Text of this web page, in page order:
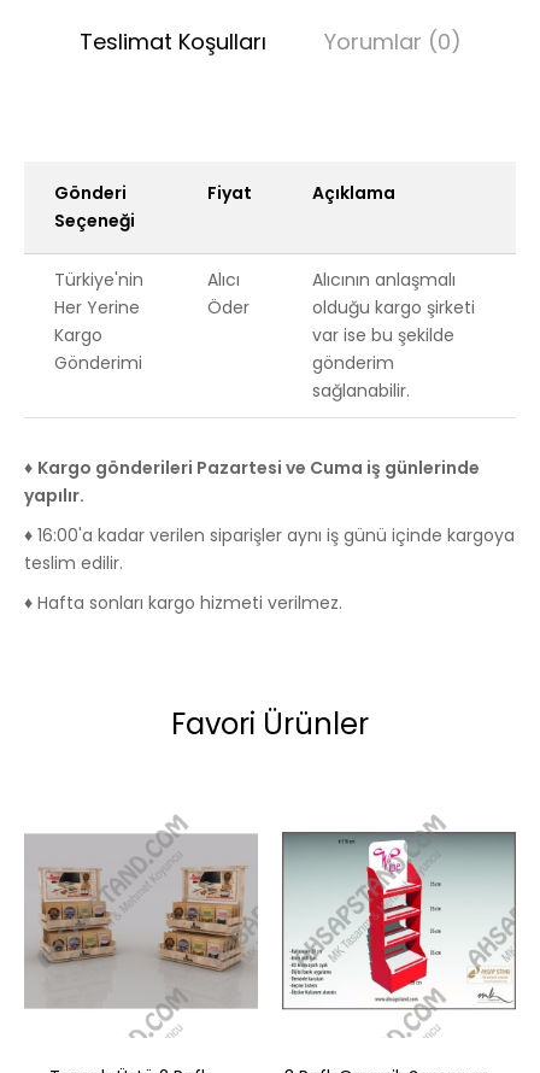
Teslimat Koşulları Yorumlar (0)
Gönderi
Seçeneği
Fiyat Açıklama
Türkiye'nin
Her Yerine
Kargo
Gönderimi
Alıcı
Öder
Alıcının anlaşmalı
olduğu kargo şirketi
var ise bu şekilde
gönderim
sağlanabilir.
♦ Kargo gönderileri Pazartesi ve Cuma iş günlerinde
yapılır.
♦ 16:00'a kadar verilen siparişler aynı iş günü içinde kargoya
teslim edilir.
♦ Hafta sonları kargo hizmeti verilmez.
Favori Ürünler